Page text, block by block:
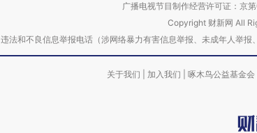
广播电视节目制作经营许可证：京
Copyright 财新网 All
违法和不良信息举报电话（涉网络暴力有害信息举报、未成年人
关于我们 加入我们 啄木鸟公益基金会